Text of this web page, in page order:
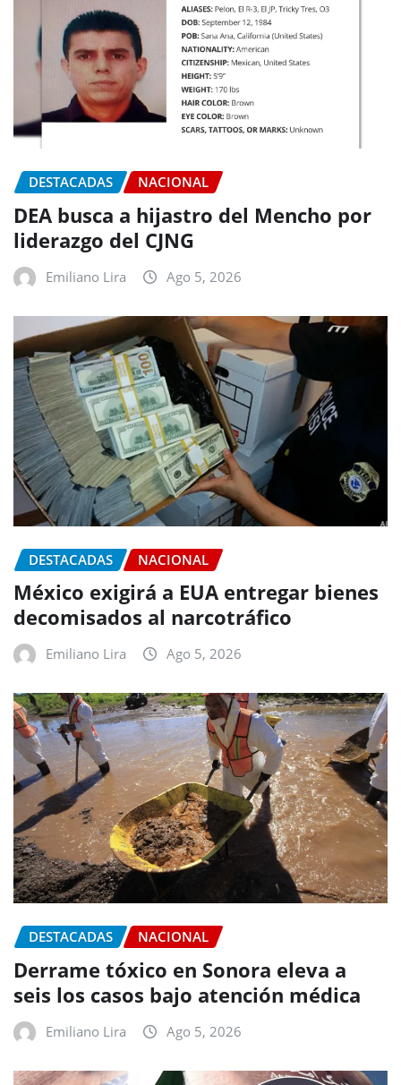
DESTACADAS NACIONAL
DEA busca a hijastro del Mencho por
liderazgo del CJNG
Emiliano Lira Ago 5, 2026
DESTACADAS NACIONAL
México exigirá a EUA entregar bienes
decomisados al narcotráfico
Emiliano Lira Ago 5, 2026
DESTACADAS NACIONAL
Derrame tóxico en Sonora eleva a
seis los casos bajo atención médica
Emiliano Lira Ago 5, 2026